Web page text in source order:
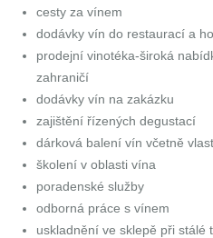
cesty za vínem
dodávky vín do restaurací a
prodejní vinotéka-široká
zahraničí
dodávky vín na zakázku
zajištění řízených degustací
dárková balení vín včetně
školení v oblasti vína
poradenské služby
odborná práce s vínem
uskladnění ve sklepě při stálé